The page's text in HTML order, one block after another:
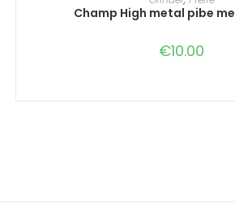
Champ High metal pibe
€10.00